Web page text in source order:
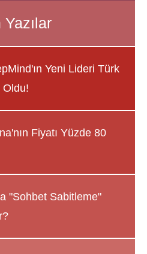
Yeni Lideri Türk
Oldu!
Fiyatı Yüzde 80
"Sohbet Sabitleme"